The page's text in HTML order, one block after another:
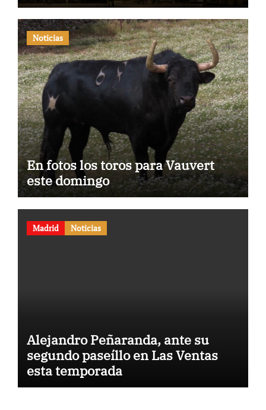
Noticias
En fotos los toros para Vauvert
este domingo
Madrid Noticias
Alejandro Peñaranda, ante su
segundo paseíllo en Las Ventas
esta temporada